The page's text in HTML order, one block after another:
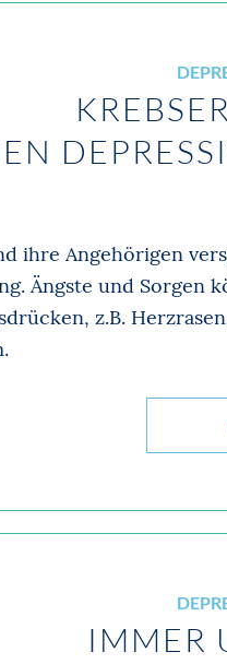
ihre Angehörigen
Ängste und Sorgen
z.B.
IMMER